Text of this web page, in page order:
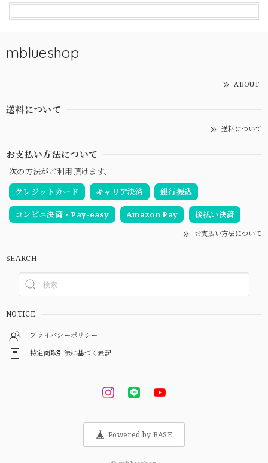
mblueshop
ABOUT
送料について
送料について
お支払い方法について
次の方法がご利用頂けます。
クレジットカード
キャリア決済 銀行振込
コンビニ決済・Pay-easy Amazon Pay 後払い決済
お支払い方法について
SEARCH
NOTICE
プライバシーポリシー
特定商取引法に基づく表記
Powered by BASE